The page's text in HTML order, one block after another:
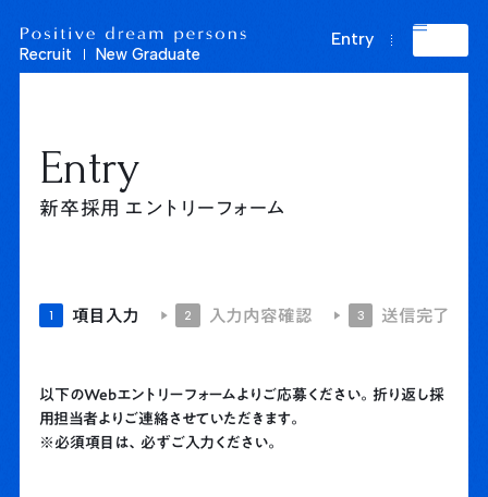
Positive dream persons Recruit New Graduate
Recruit New Graduate
Entry
Entry
新卒採用 エントリーフォーム
以下のWebエントリーフォームよりご応募ください。折り返し採
用担当者よりご連絡させていただきます。
※必須項目は、必ずご入力ください。
1 項目入力 2 入力内容確認 3 送信完了